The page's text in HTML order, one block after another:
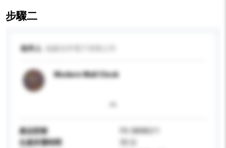
步驟二
收件人
Modern Wall Clock
產品型號
FX-5808Q11
生產所需時間